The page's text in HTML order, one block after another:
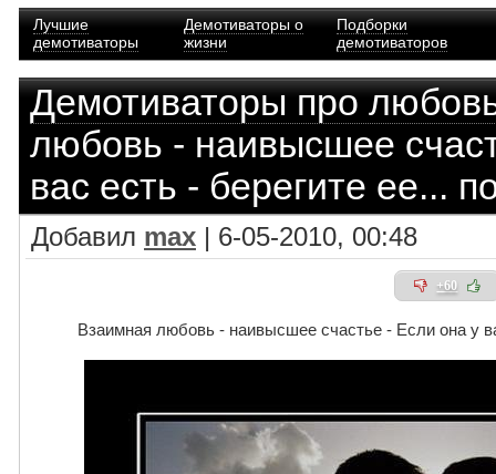
Лучшие
демотиваторы
Демотиваторы о
жизни
Подборки
демотиваторов
Демотиваторы про
любовь - наивысшее
вас есть - берегите ее...
Добавил max | 6-05-2010, 00:48
+60
Взаимная любовь - наивысшее счастье - Если она у